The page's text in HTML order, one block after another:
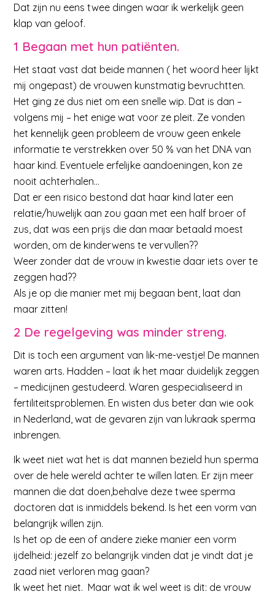
Dat zijn nu eens twee dingen waar ik werkelijk geen
klap van geloof.
1 Begaan met hun patiënten.
Het staat vast dat beide mannen ( het woord heer lijkt
mij ongepast) de vrouwen kunstmatig bevruchtten.
Het ging ze dus niet om een snelle wip. Dat is dan –
volgens mij – het enige wat voor ze pleit. Ze vonden
het kennelijk geen probleem de vrouw geen enkele
informatie te verstrekken over 50 % van het DNA van
haar kind. Eventuele erfelijke aandoeningen, kon ze
nooit achterhalen…
Dat er een risico bestond dat haar kind later een
relatie/huwelijk aan zou gaan met een half broer of
zus, dat was een prijs die dan maar betaald moest
worden, om de kinderwens te vervullen??
Weer zonder dat de vrouw in kwestie daar iets over te
zeggen had??
Als je op die manier met mij begaan bent, laat dan
maar zitten!
2 De regelgeving was minder streng.
Dit is toch een argument van lik-me-vestje! De mannen
waren arts. Hadden – laat ik het maar duidelijk zeggen
– medicijnen gestudeerd. Waren gespecialiseerd in
fertiliteitsproblemen. En wisten dus beter dan wie ook
in Nederland, wat de gevaren zijn van lukraak sperma
inbrengen.
Ik weet niet wat het is dat mannen bezield hun sperma
over de hele wereld achter te willen laten. Er zijn meer
mannen die dat doen,behalve deze twee sperma
doctoren dat is inmiddels bekend. Is het een vorm van
belangrijk willen zijn.
Is het op de een of andere zieke manier een vorm
ijdelheid: jezelf zo belangrijk vinden dat je vindt dat je
zaad niet verloren mag gaan?
Ik weet het niet. Maar wat ik wel weet is dit: de vrouw